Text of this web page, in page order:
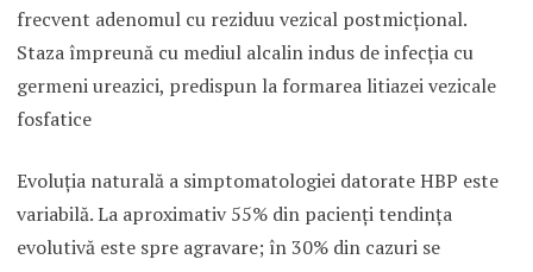
frecvent adenomul cu reziduu vezical postmicţional.
Staza împreună cu mediul alcalin indus de infecţia cu
germeni ureazici, predispun la formarea litiazei vezicale
fosfatice
Evoluţia naturală a simptomatologiei datorate HBP este
variabilă. La aproximativ 55% din pacienţi tendinţa
evolutivă este spre agravare; în 30% din cazuri se